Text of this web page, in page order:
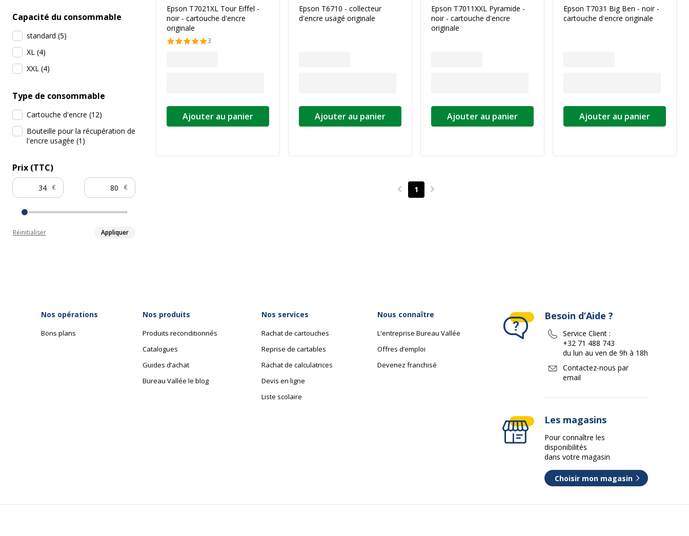
Capacité du consommable
standard (5)
XL (4)
XXL (4)
Type de consommable
Cartouche d'encre (12)
Bouteille pour la récupération de
l'encre usagée (1 )
Prix (TTC)
€ €
Réinitialiser Appliquer
Epson T7021XL Tour Eiffel -
noir - cartouche d'encre
originale
3
Ajouter au panier
Epson T6710 - collecteur
d'encre usagé originale
Ajouter au panier
Epson T7011XXL Pyramide -
noir - cartouche d'encre
originale
Ajouter au panier
Epson T7031 Big Ben - noir -
cartouche d'encre originale
Ajouter au panier
Page précédente
1 Page suivante
Nos opérations
Bons plans
Nos produits
Produits reconditionnés
Catalogues
Guides d’achat
Bureau Vallée le blog
Nos services
Rachat de cartouches
Reprise de cartables
Rachat de calculatrices
Devis en ligne
Liste scolaire
Nous connaître
L'entreprise Bureau Vallée
Offres d’emploi
Devenez franchisé
Besoin d’Aide ?
Service Client :
+32 71 488 743
du lun au ven de 9h à 18h
Contactez-nous par
email
Les magasins
Pour connaître les
disponibilités
dans votre magasin
Choisir mon magasin